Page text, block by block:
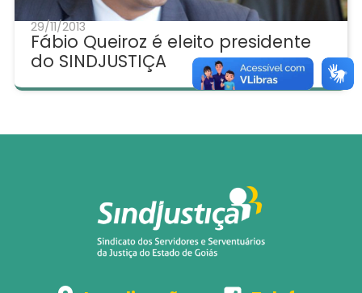
29/11/2013
Fábio Queiroz é eleito presidente
do SINDJUSTIÇA